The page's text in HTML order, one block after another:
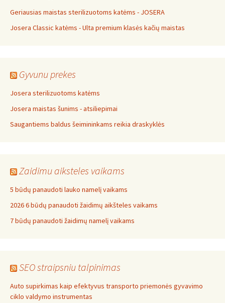
Geriausias maistas sterilizuotoms katėms - JOSERA
Josera Classic katėms - Ulta premium klasės kačių maistas
Gyvunu prekes
Josera sterilizuotoms katėms
Josera maistas šunims - atsiliepimai
Saugantiems baldus šeimininkams reikia draskyklės
Zaidimu aiksteles vaikams
5 būdų panaudoti lauko namelį vaikams
2026 6 būdų panaudoti žaidimų aikšteles vaikams
7 būdų panaudoti žaidimų namelį vaikams
SEO straipsniu talpinimas
Auto supirkimas kaip efektyvus transporto priemonės gyvavimo
ciklo valdymo instrumentas